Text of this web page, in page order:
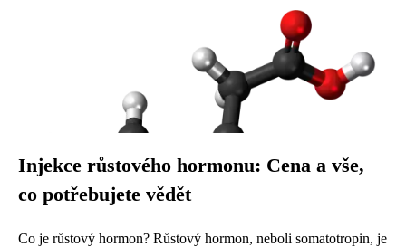
Injekce růstového hormonu: Cena a vše,
co potřebujete vědět
Co je růstový hormon? Růstový hormon, neboli somatotropin, je